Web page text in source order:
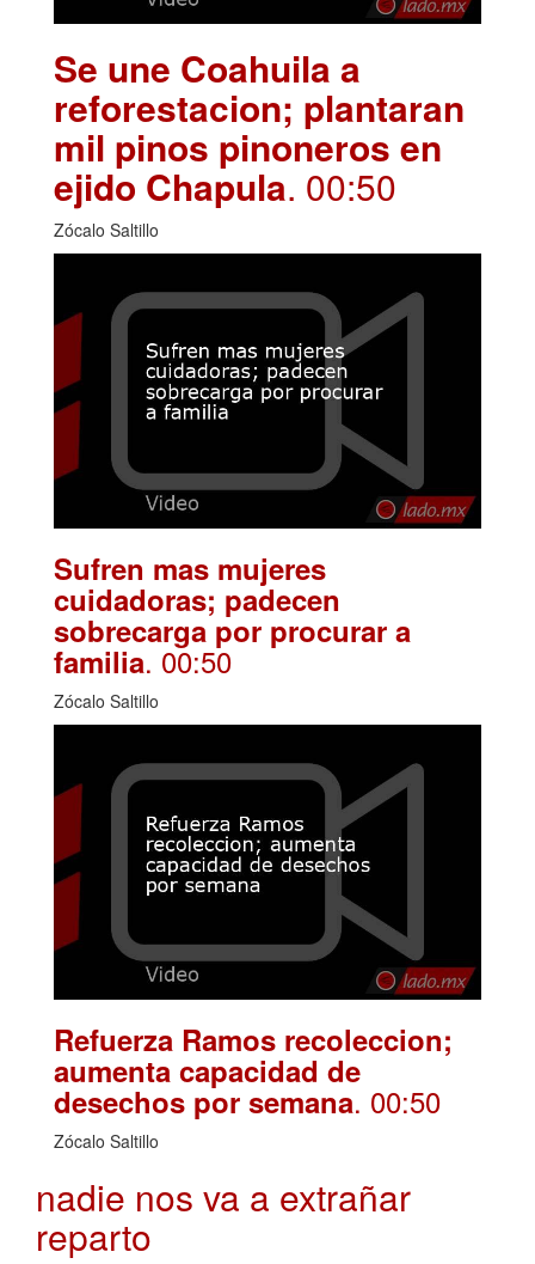
Se une Coahuila a
reforestacion; plantaran
mil pinos pinoneros en
ejido Chapula. 00:50
Zócalo Saltillo
Sufren mas mujeres
cuidadoras; padecen
sobrecarga por procurar a
familia. 00:50
Zócalo Saltillo
Refuerza Ramos recoleccion;
aumenta capacidad de
desechos por semana. 00:50
Zócalo Saltillo
nadie nos va a extrañar
reparto